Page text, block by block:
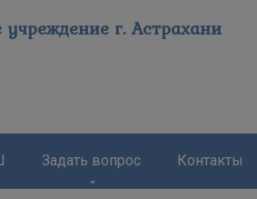
г. Астрахани
Задать вопрос Контакты